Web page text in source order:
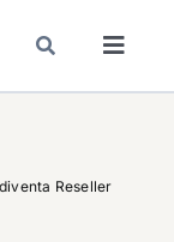
Reseller